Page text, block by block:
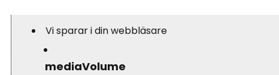
Vi sparar i din webbläsare
mediaVolume